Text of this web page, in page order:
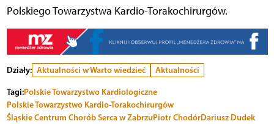
Polskiego Towarzystwa Kardio-Torakochirurgów.
Działy: Aktualności w Warto wiedzieć
Aktualności
Tagi:Polskie Towarzystwo Kardiologiczne
Polskie Towarzystwo Kardio-Torakochirurgów
Śląskie Centrum Chorób Serca w ZabrzuPiotr ChodórDariusz Dudek